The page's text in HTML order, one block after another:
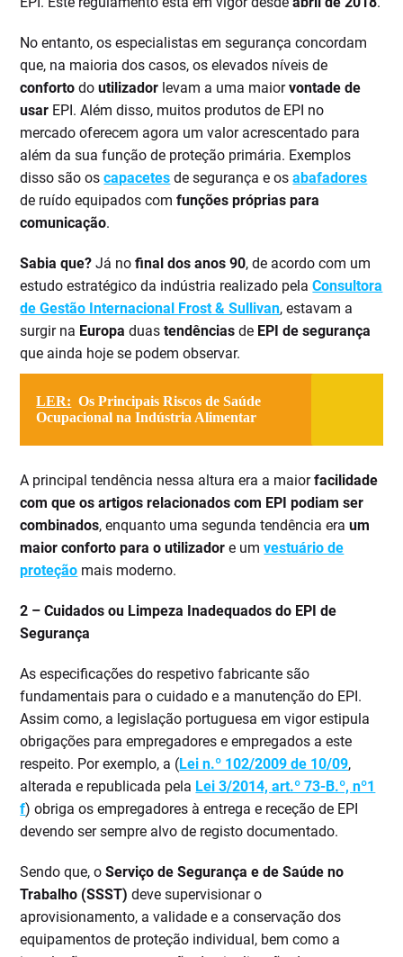
No entanto, os especialistas em segurança concordam
que, na maioria dos casos, os elevados níveis de
conforto doutilizador levam a uma maiorvontade de
usar EPI. Além disso, muitos produtos de EPI no
mercado oferecem agora um valor acrescentado para
além da sua função de proteção primária. Exemplos
disso são oscapacetes de segurança e osabafadores
de ruído equipados comfunções próprias para
comunicação.
Sabia que? Já nofinal dos anos 90, de acordo com um
estudo estratégico da indústria realizado pelaConsultora
de Gestão Internacional Frost & Sullivan, estavam a
surgir na Europa duastendências de EPI de segurança
que ainda hoje se podem observar.
LER: Os Principais Riscos de Saúde
Ocupacional na Indústria Alimentar
A principal tendência nessa altura era a maiorfacilidade
com que os artigos relacionados com EPI podiam ser
combinados, enquanto uma segunda tendência eraum
maior conforto para o utilizador e umvestuário de
proteção mais moderno.
2 – Cuidados ou Limpeza Inadequados do EPI de
Segurança
As especificações do respetivo fabricante são
fundamentais para o cuidado e a manutenção do EPI.
Assim como, a legislação portuguesa em vigor estipula
obrigações para empregadores e empregados a este
respeito. Por exemplo, a (Lei n.º 102/2009 de 10/09,
alterada e republicada pela Lei 3/2014, art.º 73-B.º, nº1
f) obriga os empregadores à entrega e receção de EPI
devendo ser sempre alvo de registo documentado.
Sendo que, oServiço de Segurança e de Saúde no
Trabalho (SSST) deve supervisionar o
aprovisionamento, a validade e a conservação dos
equipamentos de proteção individual, bem como a